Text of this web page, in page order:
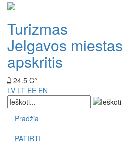
Turizmas
Jelgavos miestas
apskritis
24.5 C°
LV LT EE EN
Pradžia
PATIRTI